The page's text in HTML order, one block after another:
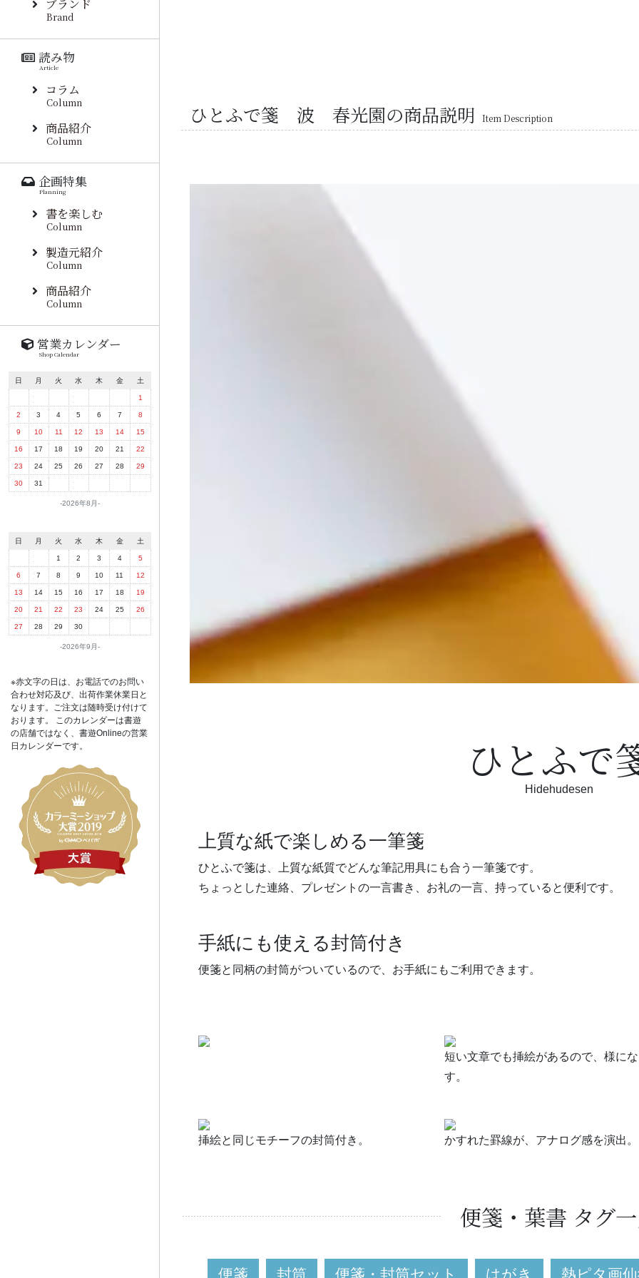
ひとふで箋 波 春光園の商品説明 Item Description
ひとふで
Hidehudesen
上質な紙で楽しめる一筆箋
ひとふで箋は、上質な紙質でどんな筆記用具にも合う一筆箋です。
ちょっとした連絡、プレゼントの一言書き、お礼の一言、持っていると便利です。
手紙にも使える封筒付き
便箋と同柄の封筒がついているので、お手紙にもご利用できます。
短い文章でも挿絵があるので、様に
す。
挿絵と同じモチーフの封筒付き。 かすれた罫線が、アナログ感を演出。
便箋・葉書 タグ
便箋 封筒 便箋・封筒セット はがき 熱ピタ画
ブランド
Brand
読み物
Article
コラム
Column
商品紹介
Column
企画特集
Planning
書を楽しむ
Column
製造元紹介
Column
商品紹介
Column
営業カレンダー
Shop Calendar
2026年8月
日 月 火 水 木 金 土
1
2 3 4 5 6 7 8
9 10 11 12 13 14 15
16 17 18 19 20 21 22
23 24 25 26 27 28 29
30 31
2026年9月
日 月 火 水 木 金 土
1 2 3 4 5
6 7 8 9 10 11 12
13 14 15 16 17 18 19
20 21 22 23 24 25 26
27 28 29 30
※赤文字の日は、お電話でのお問い
合わせ対応及び、出荷作業休業日と
なります。ご注文は随時受け付けて
おります。 このカレンダーは書遊
の店舗ではなく、書遊Onlineの営業
日カレンダーです。